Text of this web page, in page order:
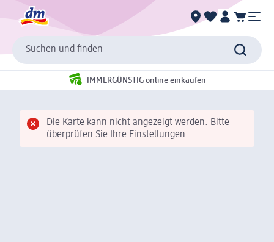
Suchen und finden
IMMERGÜNSTIG online einkaufen
Die Karte kann nicht angezeigt werden. Bitte
überprüfen Sie Ihre Einstellungen.